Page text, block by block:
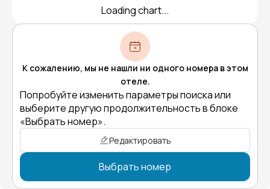
Loading chart...
К сожалению, мы не нашли ни одного номера в этом
отеле.
Попробуйте изменить параметры поиска или
выберите другую продолжительность в блоке
«Выбрать номер».
Редактировать
Выбрать номер